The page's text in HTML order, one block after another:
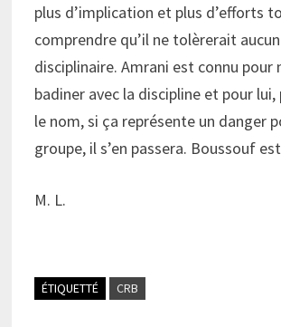
plus d’implication et plus d’efforts
comprendre qu’il ne tolèrerait
disciplinaire. Amrani est connu pour
badiner avec la discipline et pour
le nom, si ça représente un danger
groupe, il s’en passera. Boussouf
M. L.
ÉTIQUETTÉ CRB